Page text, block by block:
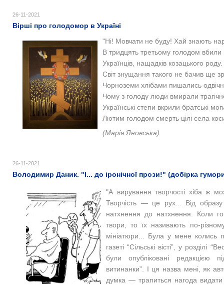
26-11-2021
Вірші про голодомор в Україні
"Ні! Мовчати не буду! Хай знають
В тридцять третьому голодом вбили
Українців, нащадків козацького роду.
Світ знущання такого не бачив ще
Чорноземи хлібами пишались
Чому з голоду люди вмирали
Українські степи вкрили братські
Лютим голодом смерть цілі села
(Марія Яновська)
26-11-2021
Володимир Даник. "І... до іронічної прози!" (добірка
"А вирування творчості хіба ж
Творчість — це рух... Від
натхнення до натхнення. Коли
твори, то їх називають по-
мініатюри... Була у мене колись
газеті “Сільські вісті”, у розділі
були опубліковані редакцією
витинанки”. І ця назва мені, як
думка — трапиться нагода видати